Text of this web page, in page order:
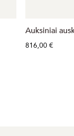
Auksiniai
816,00 €